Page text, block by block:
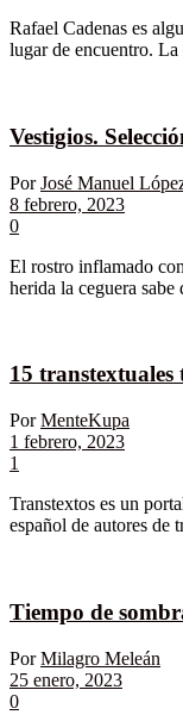
Rafael Cadenas es
lugar de encuentro. La
Vestigios.
Por José Manuel
8 febrero, 2023
0
El rostro inflamado
herida la ceguera
15
Por MenteKupa
1 febrero, 2023
1
Transtextos es un
español de autores de
Tiempo de
Por Milagro Meleán
25 enero, 2023
0